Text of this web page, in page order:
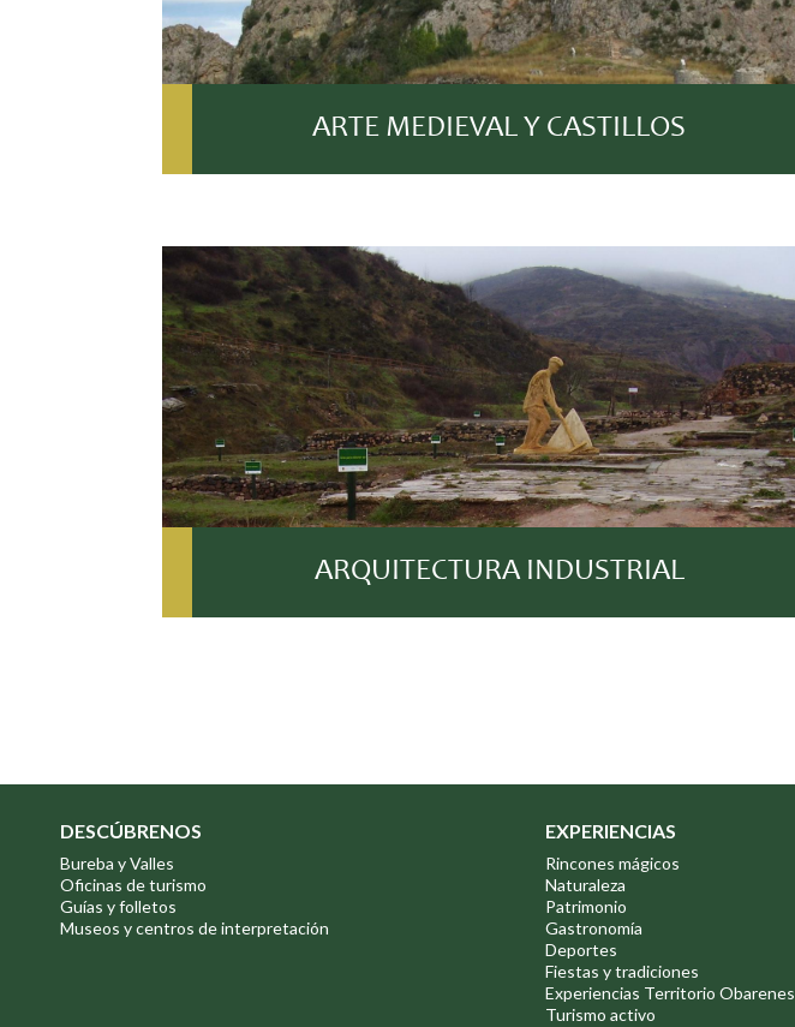
ARTE MEDIEVAL Y CASTILLOS
ARQUITECTURA INDUSTRIAL
DESCÚBRENOS
Bureba y Valles
Oficinas de turismo
Guías y folletos
Museos y centros de interpretación
EXPERIENCIAS
Rincones mágicos
Naturaleza
Patrimonio
Gastronomía
Deportes
Fiestas y tradiciones
Experiencias Territorio Obarenes
Turismo activo